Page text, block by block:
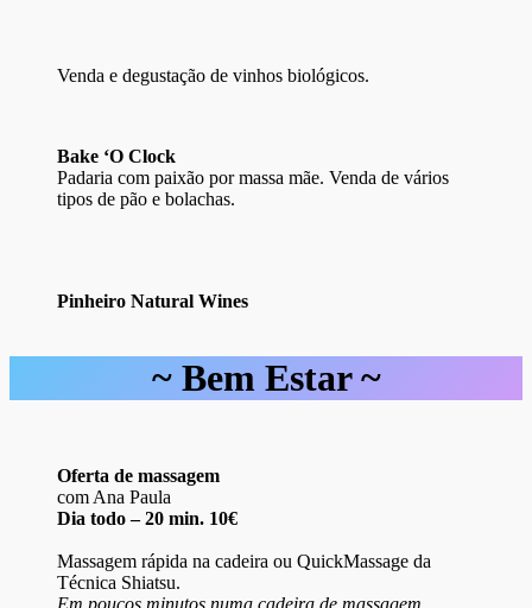
Venda e degustação de vinhos biológicos.
Bake ‘O Clock
Padaria com paixão por massa mãe. Venda de vários
tipos de pão e bolachas.
Pinheiro Natural Wines
~ Bem Estar~
Oferta de massagem
com Ana Paula
Dia todo – 20 min. 10€
Massagem rápida na cadeira ou QuickMassage da
Técnica Shiatsu.